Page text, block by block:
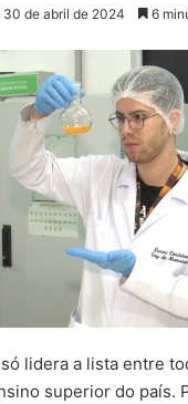
30 de abril de 2024 6
lidera a lista entre
superior do país.